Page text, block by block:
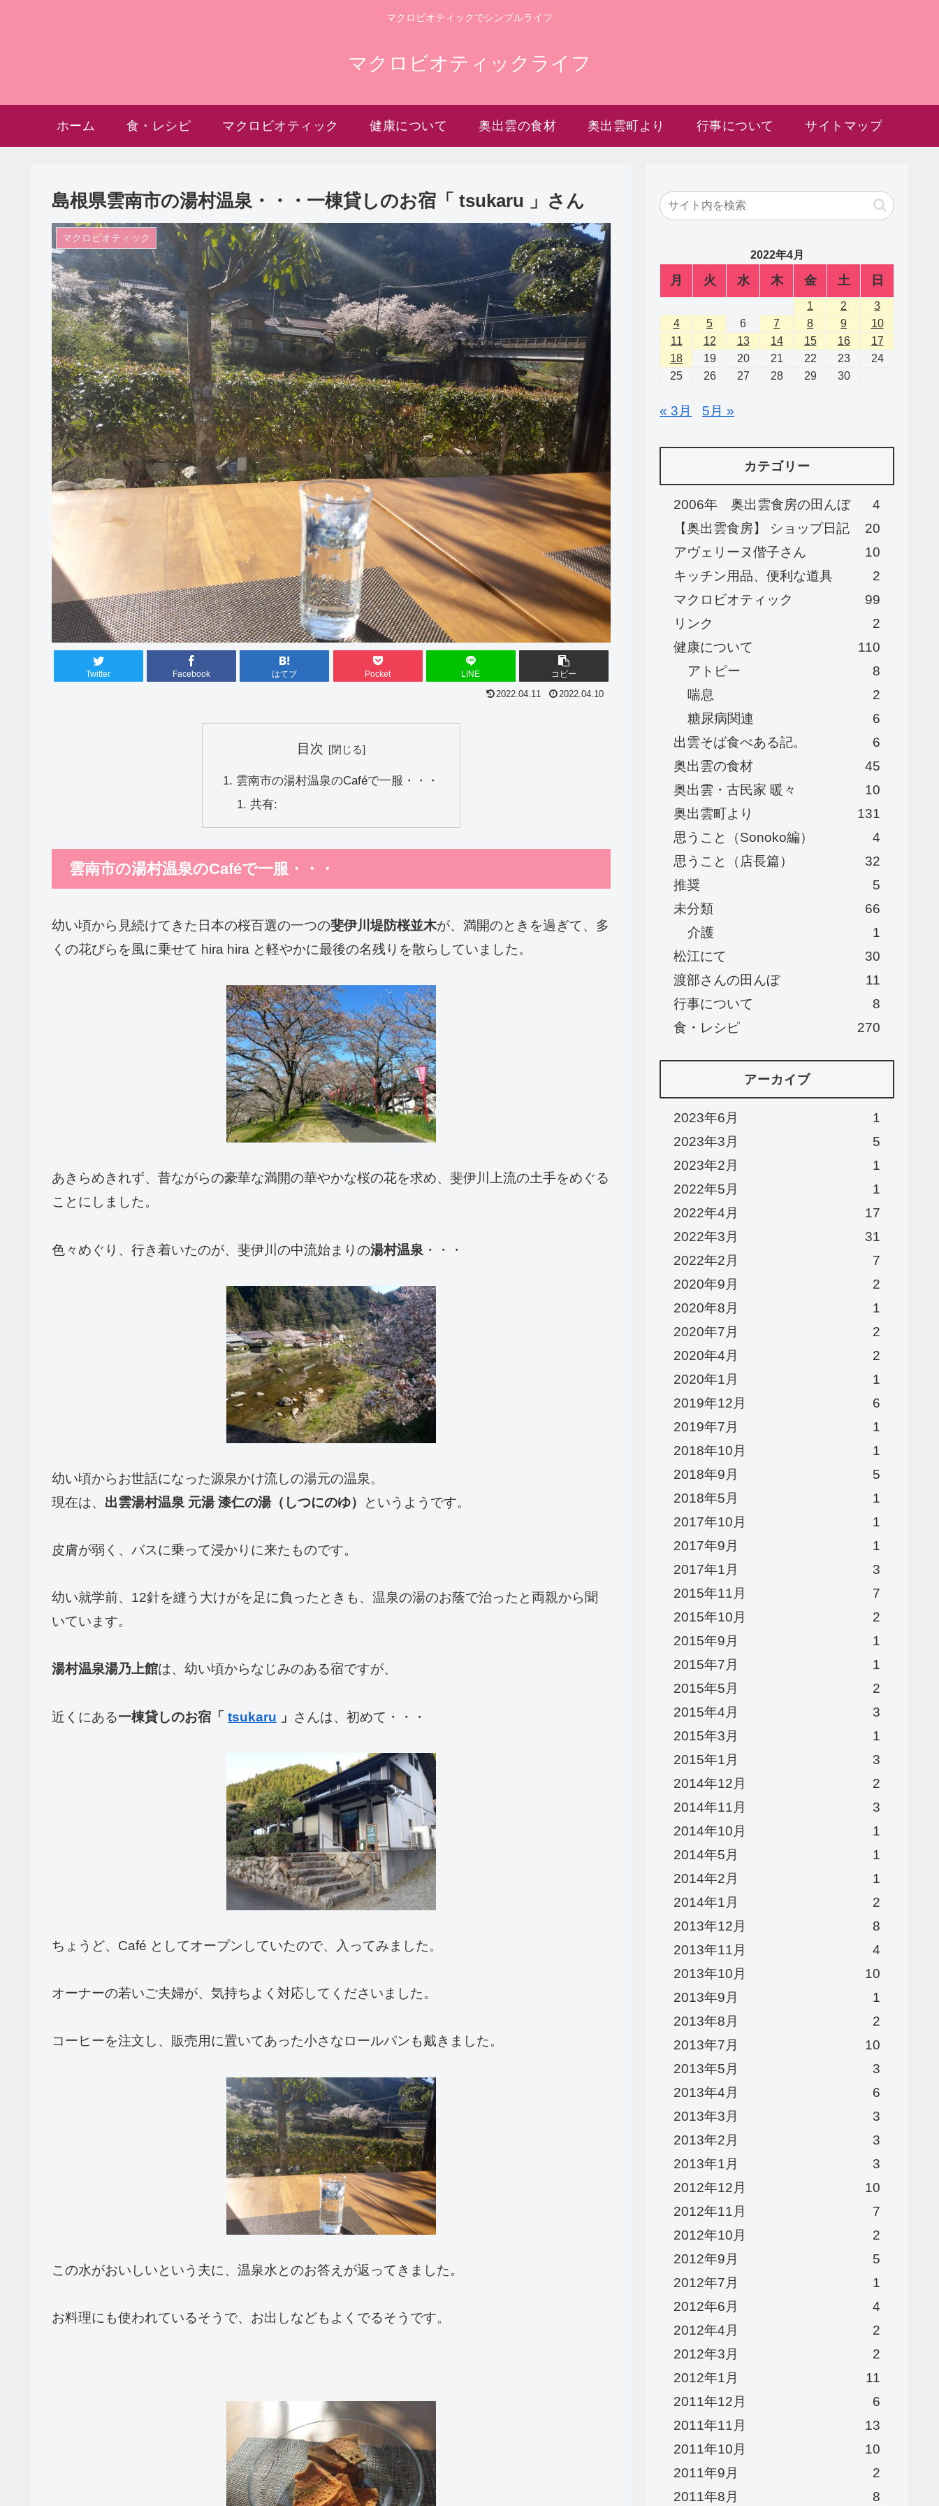
マクロビオティックでシンプルライフ
マクロビオティックライフ
ホーム 食・レシピ マクロビオティック 健康について 奥出雲の食材 奥出雲町より 行事について サイトマップ
島根県雲南市の湯村温泉・・・一棟貸しのお宿「 tsukaru 」さん
マクロビオティック
Twitter Facebook はてブ Pocket LINE コピー
2022.04.11 2022.04.10
目次
雲南市の湯村温泉のCaféで一服・・・
共有:
雲南市の湯村温泉のCaféで一服・・・
幼い頃から見続けてきた日本の桜百選の一つの斐伊川堤防桜並木が、満開のときを過ぎて、多
くの花びらを風に乗せて hira hira と軽やかに最後の名残りを散らしていました。
あきらめきれず、昔ながらの豪華な満開の華やかな桜の花を求め、斐伊川上流の土手をめぐる
ことにしました。
色々めぐり、行き着いたのが、斐伊川の中流始まりの湯村温泉 ・・・
幼い頃からお世話になった源泉かけ流しの湯元の温泉。
現在は、 出雲湯村温泉 元湯 漆仁の湯（しつにのゆ） というようです。
皮膚が弱く、バスに乗って浸かりに来たものです。
幼い就学前、12針を縫う大けがを足に負ったときも、温泉の湯のお蔭で治ったと両親から聞
いています。
湯村温泉湯乃上館は、幼い頃からなじみのある宿ですが、
近くにある一棟貸しのお宿「 tsukaru 」 さんは、初めて・・・
ちょうど、Café としてオープンしていたので、入ってみました。
オーナーの若いご夫婦が、気持ちよく対応してくださいました。
コーヒーを注文し、販売用に置いてあった小さなロールパンも戴きました。
この水がおいしいという夫に、温泉水とのお答えが返ってきました。
お料理にも使われているそうで、お出しなどもよくでるそうです。
2022年4月
月 火 水 木 金 土 日
1 2
3
4
5 6 7 8 9
10
11
12 13 14 15 16
17
18
19 20 21 22 23
24
25
26 27 28 29 30
« 3月 5月 »
カテゴリー
2006年 奥出雲食房の田んぼ
4
【奥出雲食房】 ショップ日記
20
アヴェリーヌ偕子さん
10
キッチン用品、便利な道具
2
マクロビオティック
99
リンク
2
健康について
110
アトピー
8
喘息
2
糖尿病関連
6
出雲そば食べある記。
6
奥出雲の食材
45
奥出雲・古民家 暖々
10
奥出雲町より
131
思うこと（Sonoko編）
4
思うこと（店長篇）
32
推奨
5
未分類
66
介護
1
松江にて
30
渡部さんの田んぼ
11
行事について
8
食・レシピ
270
アーカイブ
2023年6月
1
2023年3月
5
2023年2月
1
2022年5月
1
2022年4月
17
2022年3月
31
2022年2月
7
2020年9月
2
2020年8月
1
2020年7月
2
2020年4月
2
2020年1月
1
2019年12月
6
2019年7月
1
2018年10月
1
2018年9月
5
2018年5月
1
2017年10月
1
2017年9月
1
2017年1月
3
2015年11月
7
2015年10月
2
2015年9月
1
2015年7月
1
2015年5月
2
2015年4月
3
2015年3月
1
2015年1月
3
2014年12月
2
2014年11月
3
2014年10月
1
2014年5月
1
2014年2月
1
2014年1月
2
2013年12月
8
2013年11月
4
2013年10月
10
2013年9月
1
2013年8月
2
2013年7月
10
2013年5月
3
2013年4月
6
2013年3月
3
2013年2月
3
2013年1月
3
2012年12月
10
2012年11月
7
2012年10月
2
2012年9月
5
2012年7月
1
2012年6月
4
2012年4月
2
2012年3月
2
2012年1月
11
2011年12月
6
2011年11月
13
2011年10月
10
2011年9月
2
2011年8月
8